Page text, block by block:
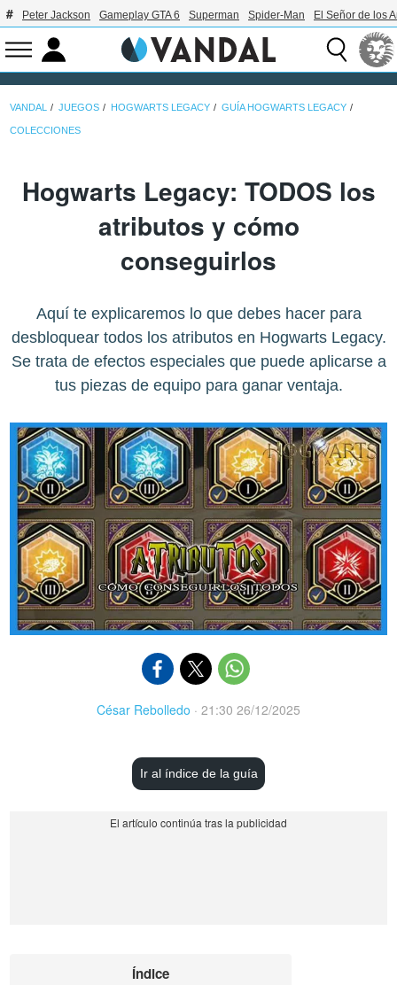
Peter Jackson Gameplay GTA 6 Superman Spider-Man El Señor de los
VANDAL JUEGOS HOGWARTS LEGACY GUÍA HOGWARTS LEGACY
COLECCIONES
Hogwarts Legacy: TODOS los
atributos y cómo
conseguirlos
Aquí te explicaremos lo que debes hacer para
desbloquear todos los atributos en Hogwarts Legacy.
Se trata de efectos especiales que puede aplicarse a
tus piezas de equipo para ganar ventaja.
César Rebolledo · 21:30 26/12/2025
Ir al índice de la guía
Índice